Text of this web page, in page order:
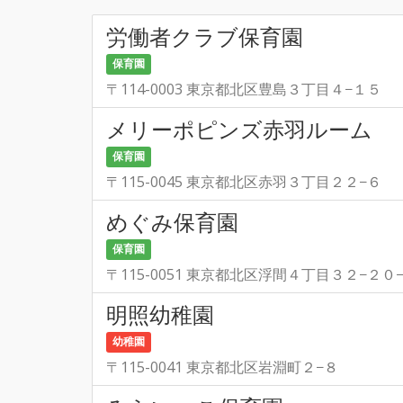
労働者クラブ保育園
保育園
〒114-0003 東京都北区豊島３丁目４−１５
メリーポピンズ赤羽ルーム
保育園
〒115-0045 東京都北区赤羽３丁目２２−６
めぐみ保育園
保育園
〒115-0051 東京都北区浮間４丁目３２−２０
明照幼稚園
幼稚園
〒115-0041 東京都北区岩淵町２−８